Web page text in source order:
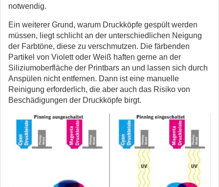
notwendig.
Ein weiterer Grund, warum Druckköpfe gespült werden
müssen, liegt schlicht an der unterschiedlichen Neigung
der Farbtöne, diese zu verschmutzen. Die färbenden
Partikel von Violett oder Weiß haften gerne an der
Siliziumoberfläche der Printbars an und lassen sich durch
Anspülen nicht entfernen. Dann ist eine manuelle
Reinigung erforderlich, die aber auch das Risiko von
Beschädigungen der Druckköpfe birgt.